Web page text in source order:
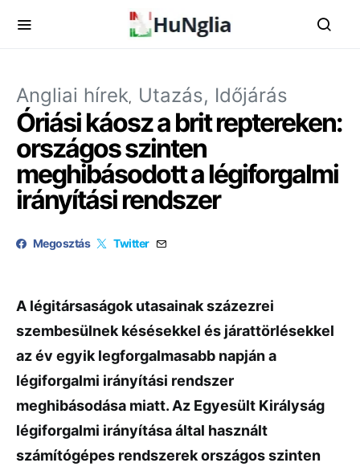
Angliai hírek Utazás, Időjárás
Óriási káosz a brit reptereken:
országos szinten
meghibásodott a légiforgalmi
irányítási rendszer
Megosztás Twitter
A légitársaságok utasainak százezrei
szembesülnek késésekkel és járattörlésekkel
az év egyik legforgalmasabb napján a
légiforgalmi irányítási rendszer
meghibásodása miatt. Az Egyesült Királyság
légiforgalmi irányítása által használt
számítógépes rendszerek országos szinten